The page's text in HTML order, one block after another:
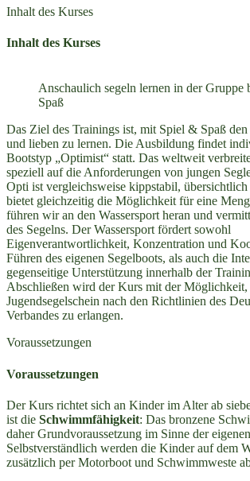
Inhalt des Kurses
Inhalt des Kurses
Anschaulich segeln lernen in der Gruppe
Spaß
Das Ziel des Trainings ist, mit Spiel & Spaß den
und lieben zu lernen. Die Ausbildung findet
Bootstyp „Optimist“ statt. Das weltweit
speziell auf die Anforderungen von jungen
Opti ist vergleichsweise kippstabil,
bietet gleichzeitig die Möglichkeit für eine
führen wir an den Wassersport heran und
des Segelns. Der Wassersport fördert sowohl
Eigenverantwortlichkeit, Konzentration und
Führen des eigenen Segelboots, als auch die
gegenseitige Unterstützung innerhalb der
Abschließen wird der Kurs mit der Möglichkeit,
Jugendsegelschein nach den Richtlinien des
Verbandes zu erlangen.
Voraussetzungen
Voraussetzungen
Der Kurs richtet sich an Kinder im Alter ab
ist die Schwimmfähigkeit: Das bronzene
daher Grundvoraussetzung im Sinne der
Selbstverständlich werden die Kinder auf dem
zusätzlich per Motorboot und Schwimmweste